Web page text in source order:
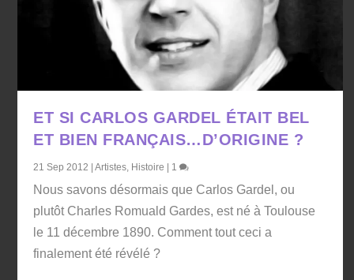
ET SI CARLOS GARDEL ÉTAIT BEL
ET BIEN FRANÇAIS…D’ORIGINE ?
21 Sep 2012 |Artistes, Histoire 1
Nous savons désormais que Carlos Gardel, ou
plutôt Charles Romuald Gardes, est né à Toulouse
le 11 décembre 1890. Comment tout ceci a
finalement été révélé ?